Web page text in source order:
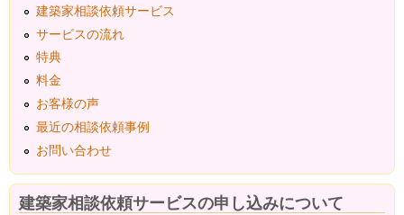
建築家相談依頼サービス
サービスの流れ
特典
料金
お客様の声
最近の相談依頼事例
お問い合わせ
建築家相談依頼サービスの申し込みについて